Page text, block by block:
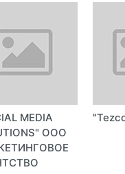
MEDIA
ООО